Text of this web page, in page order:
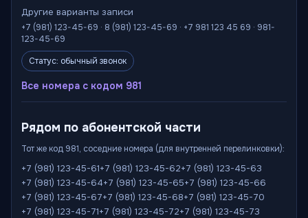
Другие варианты записи
+7 (981) 123-45-69 · 8 (981) 123-45-69 · +7 981 123 45 69 · 981-
123-45-69
Статус: обычный звонок
Все номера с кодом 981
Рядом по абонентской части
Тот же код 981, соседние номера (для внутренней перелинковки):
+7 (981) 123-45-61+7 (981) 123-45-62+7 (981) 123-45-63
+7 (981) 123-45-64+7 (981) 123-45-65+7 (981) 123-45-66
+7 (981) 123-45-67+7 (981) 123-45-68+7 (981) 123-45-70
+7 (981) 123-45-71+7 (981) 123-45-72+7 (981) 123-45-73